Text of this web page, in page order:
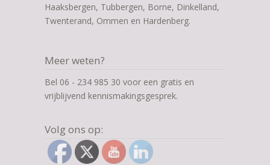
Haaksbergen, Tubbergen, Borne, Dinkelland,
Twenterand, Ommen en Hardenberg.
Meer weten?
Bel 06 - 234 985 30 voor een gratis en
vrijblijvend kennismakingsgesprek.
Volg ons op: